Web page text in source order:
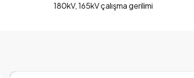
180kV, 165kV çalışma gerilimi